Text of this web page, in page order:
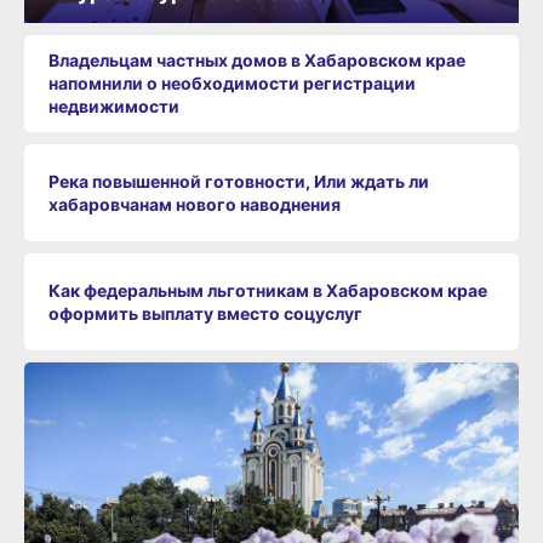
Владельцам частных домов в Хабаровском крае
напомнили о необходимости регистрации
недвижимости
Река повышенной готовности, Или ждать ли
хабаровчанам нового наводнения
Как федеральным льготникам в Хабаровском крае
оформить выплату вместо соцуслуг